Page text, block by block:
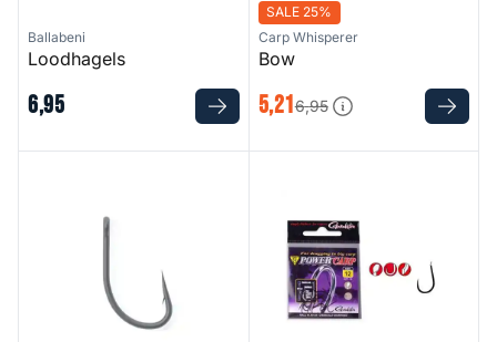
Ballabeni
Loodhagels
6,95
SALE 25%
Carp Whisperer
Bow
5,216,95